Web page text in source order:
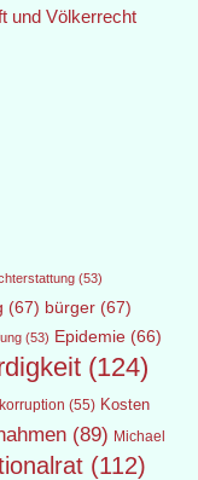
und Völkerrecht
(53)
(67) bürger (67)
(53) Epidemie (66)
(124)
korruption (55) Kosten
(89) Michael
(112)